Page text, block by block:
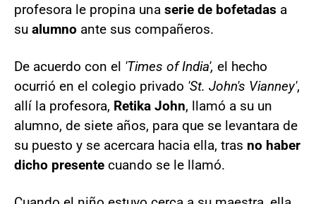
profesora le propina una serie de bofetadas a
su alumno ante sus compañeros.
De acuerdo con el 'Times of India', el hecho
ocurrió en el colegio privado 'St. John's Vianney',
allí la profesora, Retika John, llamó a su un
alumno, de siete años, para que se levantara de
su puesto y se acercara hacia ella, tras no haber
dicho presente cuando se le llamó.